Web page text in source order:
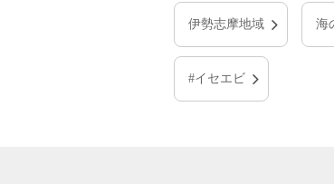
伊勢志摩地域 海
#イセエビ